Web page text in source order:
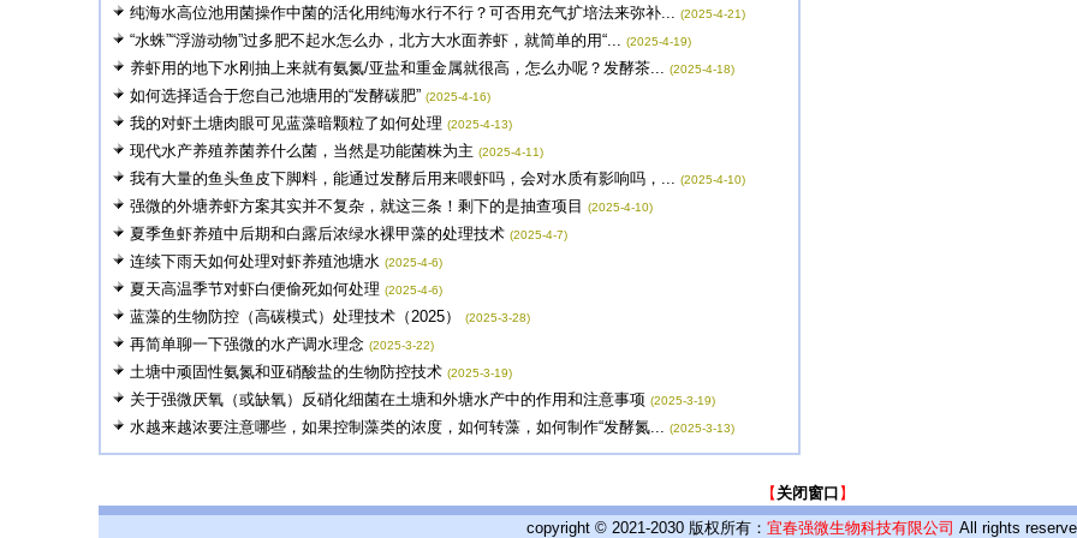
纯海水高位池用菌操作中菌的活化用纯海水行不行？可否用充气扩培法来弥补... (2025-4-21)
“水蛛”“浮游动物”过多肥不起水怎么办，北方大水面养虾，就简单的用“... (2025-4-19)
养虾用的地下水刚抽上来就有氨氮/亚盐和重金属就很高，怎么办呢？发酵茶... (2025-4-18)
如何选择适合于您自己池塘用的“发酵碳肥” (2025-4-16)
我的对虾土塘肉眼可见蓝藻暗颗粒了如何处理 (2025-4-13)
现代水产养殖养菌养什么菌，当然是功能菌株为主 (2025-4-11)
我有大量的鱼头鱼皮下脚料，能通过发酵后用来喂虾吗，会对水质有影响吗，... (2025-4-10)
强微的外塘养虾方案其实并不复杂，就这三条！剩下的是抽查项目 (2025-4-10)
夏季鱼虾养殖中后期和白露后浓绿水裸甲藻的处理技术 (2025-4-7)
连续下雨天如何处理对虾养殖池塘水 (2025-4-6)
夏天高温季节对虾白便偷死如何处理 (2025-4-6)
蓝藻的生物防控（高碳模式）处理技术（2025） (2025-3-28)
再简单聊一下强微的水产调水理念 (2025-3-22)
土塘中顽固性氨氮和亚硝酸盐的生物防控技术 (2025-3-19)
关于强微厌氧（或缺氧）反硝化细菌在土塘和外塘水产中的作用和注意事项 (2025-3-19)
水越来越浓要注意哪些，如果控制藻类的浓度，如何转藻，如何制作“发酵氮... (2025-3-13)
【 关闭窗口 】
copyright © 2021-2030 版权所有： 宜春强微生物科技有限公司 All rights